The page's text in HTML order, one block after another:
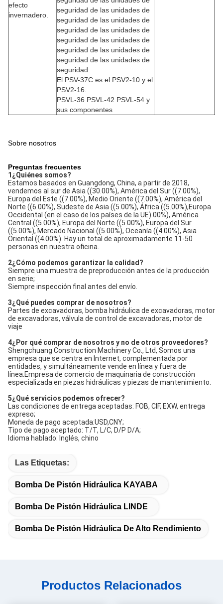
efecto
invernadero.
seguridad de las unidades de
seguridad de las unidades de
seguridad de las unidades de
seguridad de las unidades de
seguridad de las unidades de
seguridad de las unidades de
seguridad.
El PSV-37C es el PSV2-10 y el
PSV2-16.
PSVL-36 PSVL-42 PSVL-54 y
sus componentes
Sobre nosotros
Preguntas frecuentes
1¿Quiénes somos?
Estamos basados en Guangdong, China, a partir de 2018,
vendemos al sur de Asia ((30.00%), América del Sur ((7.00%),
Europa del Este ((7.00%), Medio Oriente ((7.00%), América del
Norte ((6.00%), Sudeste de Asia ((5.00%), África ((5.00%),Europa
Occidental (en el caso de los países de la UE).00%), América
Central ((5.00%), Europa del Norte ((5.00%), Europa del Sur
((5.00%), Mercado Nacional ((5.00%), Oceanía ((4.00%), Asia
Oriental ((4.00%). Hay un total de aproximadamente 11-50
personas en nuestra oficina.
2¿Cómo podemos garantizar la calidad?
Siempre una muestra de preproducción antes de la producción
en serie;
Siempre inspección final antes del envío.
3¿Qué puedes comprar de nosotros?
Partes de excavadoras, bomba hidráulica de excavadoras, motor
de excavadoras, válvula de control de excavadoras, motor de
viaje
4¿Por qué comprar de nosotros y no de otros proveedores?
Shengchuang Construction Machinery Co., Ltd, Somos una
empresa que se centra en Internet, complementada por
entidades, y simultáneamente vende en línea y fuera de
línea.Empresa de comercio de maquinaria de construcción
especializada en piezas hidráulicas y piezas de mantenimiento.
5¿Qué servicios podemos ofrecer?
Las condiciones de entrega aceptadas: FOB, CIF, EXW, entrega
expreso;
Moneda de pago aceptada:USD,CNY;
Tipo de pago aceptado: T/T, L/C, D/P D/A;
Idioma hablado: Inglés, chino
Las Etiquetas:
Bomba De Pistón Hidráulica KAYABA
Bomba De Pistón Hidráulica LINDE
Bomba De Pistón Hidráulica De Alto Rendimiento
Productos Relacionados